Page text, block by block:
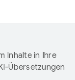
Inhalte in Ihre
Übersetzungen